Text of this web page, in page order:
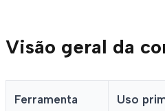
Visão geral da
Ferramenta Uso